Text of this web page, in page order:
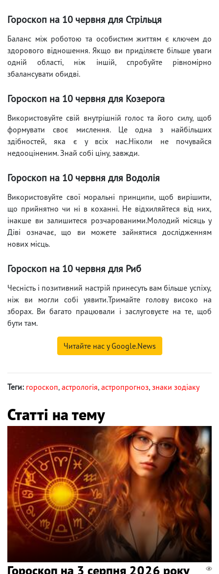
Гороскоп на 10 червня для Стрільця
Баланс між роботою та особистим життям є ключем до
здорового відношення. Якщо ви приділяєте більше уваги
одній області, ніж іншій, спробуйте рівномірно
збалансувати обидві.
Гороскоп на 10 червня для Козерога
Використовуйте свій внутрішній голос та його силу, щоб
формувати своє мислення. Це одна з найбільших
здібностей, яка є у всіх нас.Ніколи не почувайся
недооціненим. Знай собі ціну, завжди.
Гороскоп на 10 червня для Водолія
Використовуйте свої моральні принципи, щоб вирішити,
що прийнятно чи ні в коханні. Не відхиляйтеся від них,
інакше ви залишитеся розчарованими.Молодий місяць у
Діві означає, що ви можете зайнятися дослідженням
нових місць.
Гороскоп на 10 червня для Риб
Чесність і позитивний настрій принесуть вам більше успіху,
ніж ви могли собі уявити.Тримайте голову високо на
зборах. Ви багато працювали і заслуговуєте на те, щоб
бути там.
Читайте нас у Google.News
Теги: гороскоп, астрологія, астропрогноз, знаки зодіаку
Статті на тему
Гороскоп на 3 серпня 2026 року